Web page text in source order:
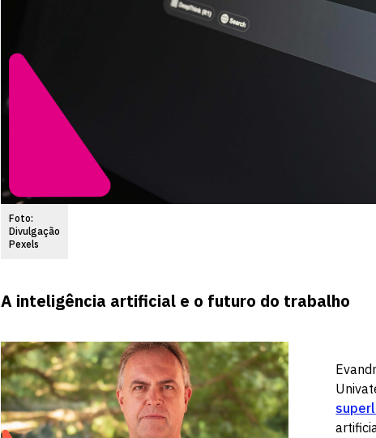
Foto:
Divulgação
Pexels
A inteligência artificial e o futuro do trabalho